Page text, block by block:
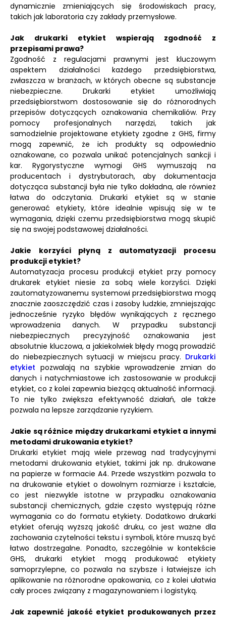
dynamicznie zmieniających się środowiskach pracy,
takich jak laboratoria czy zakłady przemysłowe.
Jak drukarki etykiet wspierają zgodność z
przepisami prawa?
Zgodność z regulacjami prawnymi jest kluczowym
aspektem działalności każdego przedsiębiorstwa,
zwłaszcza w branżach, w których obecne są substancje
niebezpieczne. Drukarki etykiet umożliwiają
przedsiębiorstwom dostosowanie się do różnorodnych
przepisów dotyczących oznakowania chemikaliów. Przy
pomocy profesjonalnych narzędzi, takich jak
samodzielnie projektowane etykiety zgodne z GHS, firmy
mogą zapewnić, że ich produkty są odpowiednio
oznakowane, co pozwala unikać potencjalnych sankcji i
kar. Rygorystyczne wymogi GHS wymuszają na
producentach i dystrybutorach, aby dokumentacja
dotycząca substancji była nie tylko dokładna, ale również
łatwa do odczytania. Drukarki etykiet są w stanie
generować etykiety, które idealnie wpisują się w te
wymagania, dzięki czemu przedsiębiorstwa mogą skupić
się na swojej podstawowej działalności.
Jakie korzyści płyną z automatyzacji procesu
produkcji etykiet?
Automatyzacja procesu produkcji etykiet przy pomocy
drukarek etykiet niesie za sobą wiele korzyści. Dzięki
zautomatyzowanemu systemowi przedsiębiorstwa mogą
znacznie zaoszczędzić czas i zasoby ludzkie, zmniejszając
jednocześnie ryzyko błędów wynikających z ręcznego
wprowadzenia danych. W przypadku substancji
niebezpiecznych precyzyjność oznakowania jest
absolutnie kluczowa, a jakiekolwiek błędy mogą prowadzić
do niebezpiecznych sytuacji w miejscu pracy. Drukarki
etykiet pozwalają na szybkie wprowadzenie zmian do
danych i natychmiastowe ich zastosowanie w produkcji
etykiet, co z kolei zapewnia bieżącą aktualność informacji.
To nie tylko zwiększa efektywność działań, ale także
pozwala na lepsze zarządzanie ryzykiem.
Jakie są różnice między drukarkami etykiet a innymi
metodami drukowania etykiet?
Drukarki etykiet mają wiele przewag nad tradycyjnymi
metodami drukowania etykiet, takimi jak np. drukowane
na papierze w formacie A4. Przede wszystkim pozwala to
na drukowanie etykiet o dowolnym rozmiarze i kształcie,
co jest niezwykle istotne w przypadku oznakowania
substancji chemicznych, gdzie często występują różne
wymagania co do formatu etykiety. Dodatkowo drukarki
etykiet oferują wyższą jakość druku, co jest ważne dla
zachowania czytelności tekstu i symboli, które muszą być
łatwo dostrzegalne. Ponadto, szczególnie w kontekście
GHS, drukarki etykiet mogą produkować etykiety
samoprzylepne, co pozwala na szybsze i łatwiejsze ich
aplikowanie na różnorodne opakowania, co z kolei ułatwia
cały proces związany z magazynowaniem i logistyką.
Jak zapewnić jakość etykiet produkowanych przez